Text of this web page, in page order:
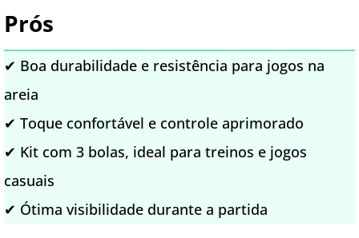
Prós
✔ Boa durabilidade e resistência para jogos na
areia
✔ Toque confortável e controle aprimorado
✔ Kit com 3 bolas, ideal para treinos e jogos
casuais
✔ Ótima visibilidade durante a partida